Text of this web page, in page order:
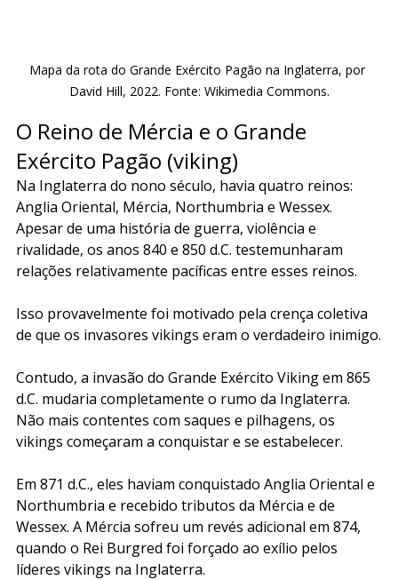
Mapa da rota do Grande Exército Pagão na Inglaterra, por
David Hill, 2022. Fonte: Wikimedia Commons.
O Reino de Mércia e o Grande
Exército Pagão (viking)
Na Inglaterra do nono século, havia quatro reinos:
Anglia Oriental, Mércia, Northumbria e Wessex.
Apesar de uma história de guerra, violência e
rivalidade, os anos 840 e 850 d.C. testemunharam
relações relativamente pacíficas entre esses reinos.
Isso provavelmente foi motivado pela crença coletiva
de que os invasores vikings eram o verdadeiro inimigo.
Contudo, a invasão do Grande Exército Viking em 865
d.C. mudaria completamente o rumo da Inglaterra.
Não mais contentes com saques e pilhagens, os
vikings começaram a conquistar e se estabelecer.
Em 871 d.C., eles haviam conquistado Anglia Oriental e
Northumbria e recebido tributos da Mércia e de
Wessex. A Mércia sofreu um revés adicional em 874,
quando o Rei Burgred foi forçado ao exílio pelos
líderes vikings na Inglaterra.